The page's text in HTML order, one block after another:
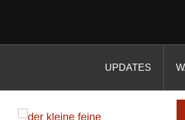
UPDATES
trifft Außenwelt